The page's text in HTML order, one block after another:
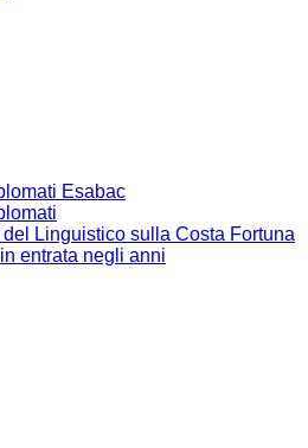
Esabac
del Linguistico sulla Costa Fortuna
entrata negli anni